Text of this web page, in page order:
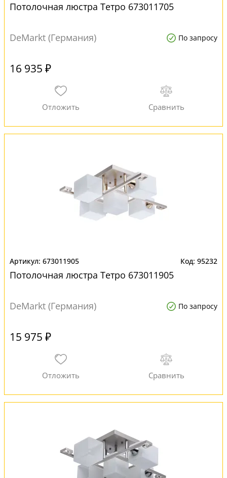
Потолочная люстра Тетро 673011705
DeMarkt (Германия) По запросу
16 935 ₽
673011905 95232
Потолочная люстра Тетро 673011905
DeMarkt (Германия) По запросу
15 975 ₽